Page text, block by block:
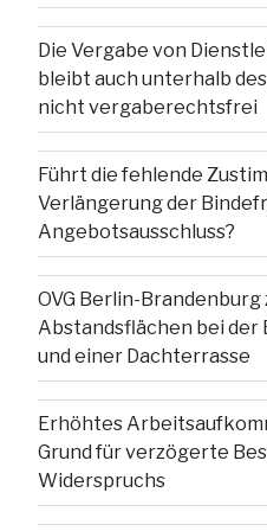
Die Vergabe von
bleibt auch unterhalb
nicht vergaberechtsfrei
Führt die fehlende
Verlängerung der
Angebotsausschluss?
OVG Berlin-
Abstandsflächen bei
und einer Dachterrasse
Erhöhtes
Grund für verzögerte
Widerspruchs